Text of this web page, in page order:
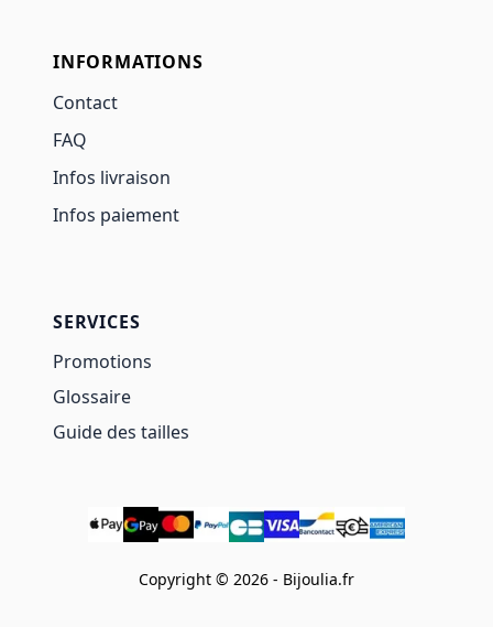
INFORMATIONS
Contact
FAQ
Infos livraison
Infos paiement
SERVICES
Promotions
Glossaire
Guide des tailles
Copyright © 2026 - Bijoulia.fr